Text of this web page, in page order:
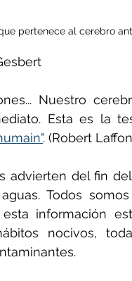
pertenece al cerebro
Nuestro
Esta es la
. (Robert
advierten del fin
Todos
información
nocivos,